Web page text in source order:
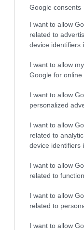
Google consents
I want to allow
related to
device identifiers
I want to allow
Google for online
I want to allow
personalized
I want to allow
related to
device identifiers
I want to allow
related to
I want to allow
related to
I want to allow
Támadásba
termést
fúrólégy idén is komoly